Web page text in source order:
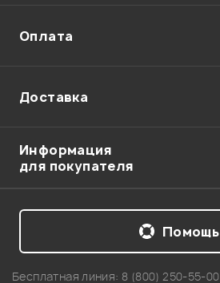
Оплата
Доставка
Информация
для покупателя
Бесплатная линия: 8 (800) 250-55-00
Помощь